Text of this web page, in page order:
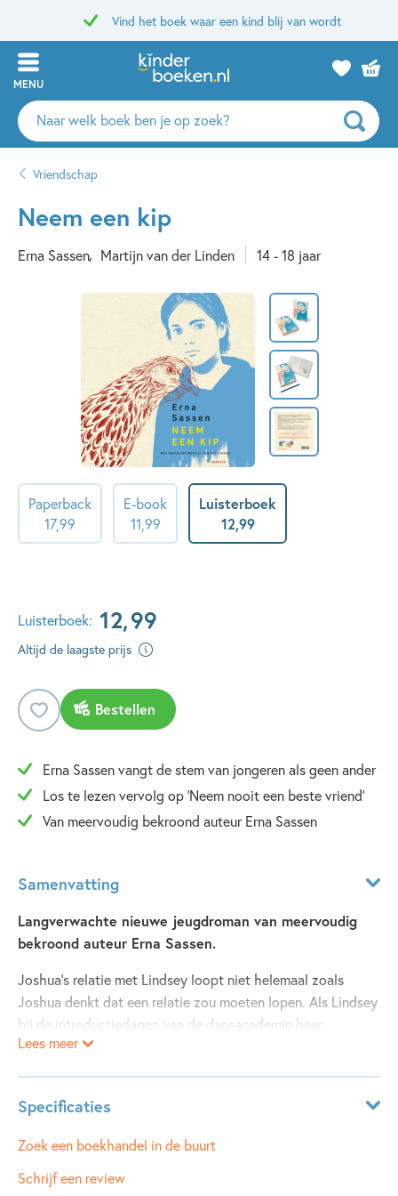
Vind het boek waar een kind blij van wordt
MENU
Zoeken
naar
auteurs
uitgevers
Vriendschap
Neem een kip
Erna Sassen Martijn van der Linden 14 - 18 jaar
Paperback
17,99
E-book
11,99
Luisterboek
12,99
Luisterboek: 12,99
Altijd de laagste prijs
Bestellen
Erna Sassen vangt de stem van jongeren als geen ander
Los te lezen vervolg op 'Neem nooit een beste vriend'
Van meervoudig bekroond auteur Erna Sassen
Samenvatting
Langverwachte nieuwe jeugdroman van meervoudig
bekroond auteur Erna Sassen.
Joshua’s relatie met Lindsey loopt niet helemaal zoals
Joshua denkt dat een relatie zou moeten lopen. Als Lindsey
bij de introductiedagen van de dansacademie haar
gedroomde danspartner Jeremy ontmoet, wordt hij
te beginnen? Sinds het eindexamen zit Joshua sowieso niet
zo lekker in zijn vel; hij mist zijn klasgenoten uit 4 vmbo en
soulmate die tegenwoordig
Lees meer
Specificaties
Leeftijdsindicatie: 14 - 18 jaar
ISBN:
9789025889357
Zoek een boekhandel in de buurt
Schrijf een review